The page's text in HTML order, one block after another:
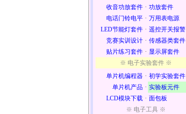
收音功放套件 · 功放套件
电话门铃电平 · 万用表电源
LED节能灯套件 · 遥控开关报警
竞赛实训设计 · 传感器类套件
贴片练习套件 · 显示屏套件
※ 电子实验套件 ※
单片机编程器 · 初学实验套件
单片机产品 · 实验板元件
LCD模块下载 · 面包板
※ 电子工具 ※